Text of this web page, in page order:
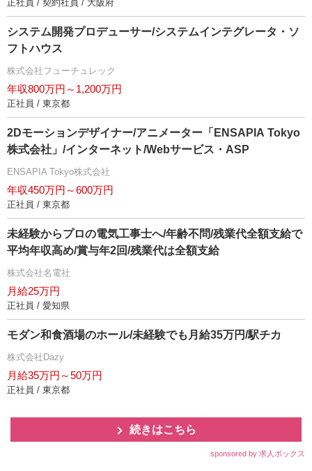
正社員 / 契約社員 / 大阪府
システム開発プロデューサー/システムインテグレータ・ソ
フトハウス
株式会社フューチュレック
年収800万円～1,200万円
正社員 / 東京都
2Dモーションデザイナー/アニメーター「ENSAPIA Tokyo
株式会社」/インターネット/Webサービス・ASP
ENSAPIA Tokyo株式会社
年収450万円～600万円
正社員 / 東京都
未経験からプロの電気工事士へ/年齢不問/残業代全額支給で
平均年収高め/賞与年2回/残業代は全額支給
株式会社名電社
月給25万円
正社員 / 愛知県
モダン和食酒場のホール/未経験でも月給35万円/駅チカ
株式会社Dazy
月給35万円～50万円
正社員 / 東京都
続きはこちら
sponsored by 求人ボックス